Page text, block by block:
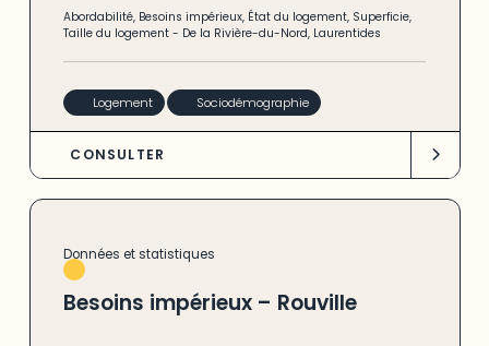
Abordabilité, Besoins impérieux, État du logement, Superficie,
Taille du logement - De la Rivière-du-Nord, Laurentides
Logement Sociodémographie
CONSULTER
Données et statistiques
Besoins impérieux – Rouville